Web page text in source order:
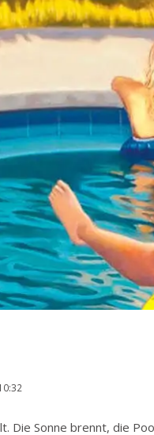
Die Sonne brennt, die